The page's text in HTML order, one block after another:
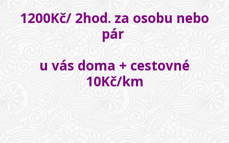
1200Kč/ 2hod. za osobu nebo
pár
u vás doma + cestovné
10Kč/km